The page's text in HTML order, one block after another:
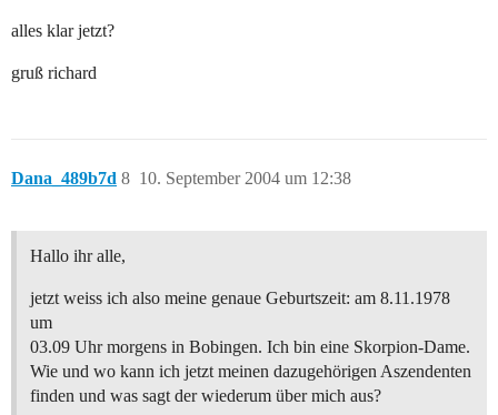
alles klar jetzt?
gruß richard
Dana_489b7d 10. September 2004 um 12:38
8
Hallo ihr alle,
jetzt weiss ich also meine genaue Geburtszeit: am 8.11.1978
um
03.09 Uhr morgens in Bobingen. Ich bin eine Skorpion-Dame.
Wie und wo kann ich jetzt meinen dazugehörigen Aszendenten
finden und was sagt der wiederum über mich aus?